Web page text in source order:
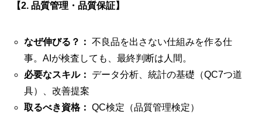
【2. 品質管理・品質保証】
なぜ伸びる？： 不良品を出さない仕組みを作る仕
事。AIが検査しても、最終判断は人間。
必要なスキル：
データ分析、統計の基礎（QC7つ道
具）、改善提案
取るべき資格： QC検定（品質管理検定）